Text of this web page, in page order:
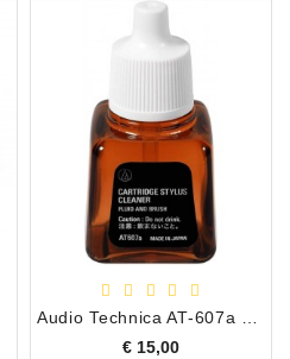
€ 15,00Prijs